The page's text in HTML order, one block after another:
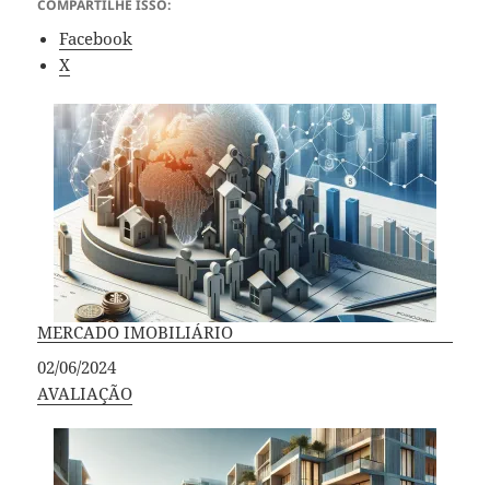
COMPARTILHE ISSO:
Facebook
X
MERCADO IMOBILIÁRIO
Data
02/06/2024
Em relação a
AVALIAÇÃO